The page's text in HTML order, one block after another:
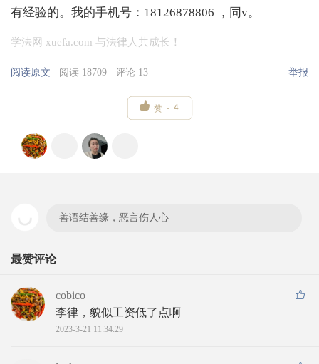
有经验的。我的手机号：18126878806 ，同v。
学法网 xuefa.com 与法律人共成长！
阅读原文 阅读 18709 评论 13 举报
 赞 4
善语结善缘，恶言伤人心
最赞评论
cobico
李律，貌似工资低了点啊
2023-3-21 11:34:29